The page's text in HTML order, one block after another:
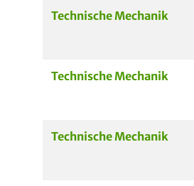
Technische Mechanik
Technische Mechanik
Technische Mechanik